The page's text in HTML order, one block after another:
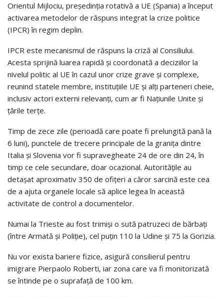
Orientul Mijlociu, președinția rotativă a UE (Spania) a început
activarea metodelor de răspuns integrat la crize politice
(IPCR) în regim deplin.
IPCR este mecanismul de răspuns la criză al Consiliului.
Acesta sprijină luarea rapidă și coordonată a deciziilor la
nivelul politic al UE în cazul unor crize grave și complexe,
reunind statele membre, instituțiile UE și alți parteneri cheie,
inclusiv actori externi relevanți, cum ar fi Națiunile Unite și
țările terțe.
Timp de zece zile (perioadă care poate fi prelungită pană la
6 luni), punctele de trecere principale de la granița dintre
Italia și Slovenia vor fi supravegheate 24 de ore din 24, în
timp ce cele secundare, doar ocazional. Autoritățile au
detașat aproximativ 350 de ofițeri a căror sarcină este cea
de a ajuta organele locale să aplice legea în această
activitate de control a documentelor.
Numai la Trieste au fost trimiși o sută patruzeci de bărbați
(între Armată și Poliție), cel puțin 110 la Udine și 75 la Gorizia.
Nu vor exista bariere fizice, asigură consilierul pentru
imigrare Pierpaolo Roberti, iar zona care va fi monitorizată
se întinde pe o suprafață de 100 km.